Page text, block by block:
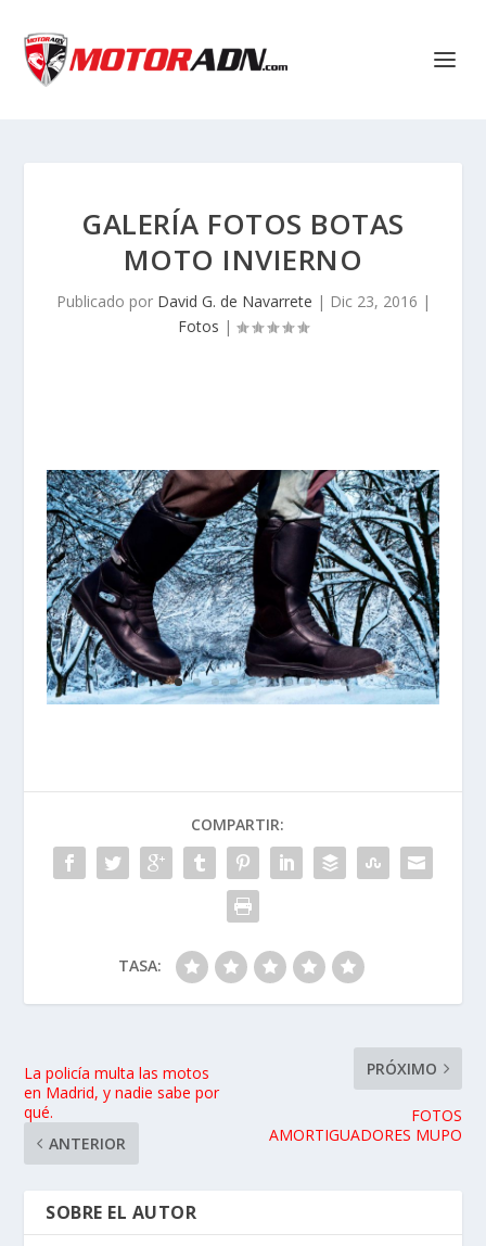
GALERÍA FOTOS BOTAS
MOTO INVIERNO
Publicado por David G. de Navarrete | Dic 23, 2016 |
Fotos |
COMPARTIR:
TASA:
La policía multa las motos
en Madrid, y nadie sabe por
qué.
ANTERIOR
PRÓXIMO
FOTOS
AMORTIGUADORES MUPO
SOBRE EL AUTOR